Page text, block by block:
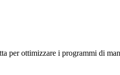
per ottimizzare i programmi di